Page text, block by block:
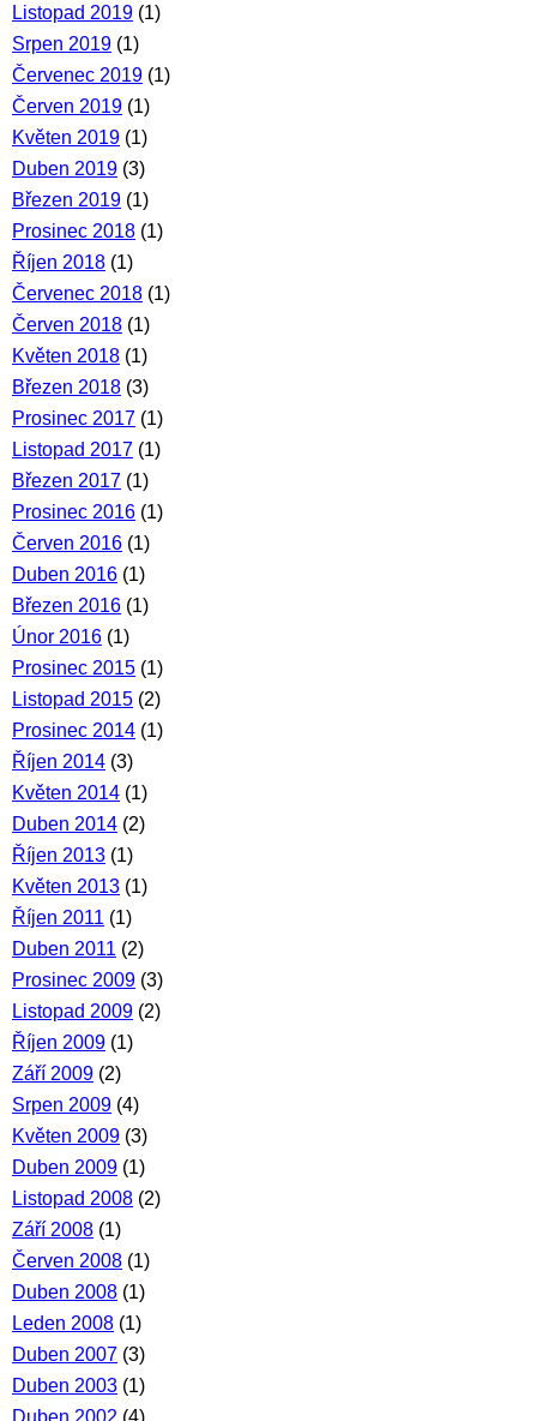
Listopad 2019 (1)
Srpen 2019 (1)
Červenec 2019 (1)
Červen 2019 (1)
Květen 2019 (1)
Duben 2019 (3)
Březen 2019 (1)
Prosinec 2018 (1)
Říjen 2018 (1)
Červenec 2018 (1)
Červen 2018 (1)
Květen 2018 (1)
Březen 2018 (3)
Prosinec 2017 (1)
Listopad 2017 (1)
Březen 2017 (1)
Prosinec 2016 (1)
Červen 2016 (1)
Duben 2016 (1)
Březen 2016 (1)
Únor 2016 (1)
Prosinec 2015 (1)
Listopad 2015 (2)
Prosinec 2014 (1)
Říjen 2014 (3)
Květen 2014 (1)
Duben 2014 (2)
Říjen 2013 (1)
Květen 2013 (1)
Říjen 2011 (1)
Duben 2011 (2)
Prosinec 2009 (3)
Listopad 2009 (2)
Říjen 2009 (1)
Září 2009 (2)
Srpen 2009 (4)
Květen 2009 (3)
Duben 2009 (1)
Listopad 2008 (2)
Září 2008 (1)
Červen 2008 (1)
Duben 2008 (1)
Leden 2008 (1)
Duben 2007 (3)
Duben 2003 (1)
Duben 2002 (4)